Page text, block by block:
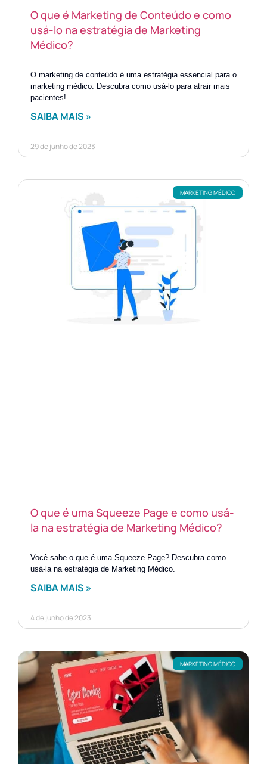
O que é Marketing de Conteúdo e como
usá-lo na estratégia de Marketing
Médico?
O marketing de conteúdo é uma estratégia essencial para o
marketing médico. Descubra como usá-lo para atrair mais
pacientes!
SAIBA MAIS »
29 de junho de 2023
MARKETING MÉDICO
O que é uma Squeeze Page e como usá-
la na estratégia de Marketing Médico?
Você sabe o que é uma Squeeze Page? Descubra como
usá-la na estratégia de Marketing Médico.
SAIBA MAIS »
4 de junho de 2023
MARKETING MÉDICO